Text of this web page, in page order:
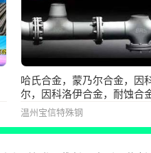
哈氏合金，蒙乃尔合金，因
尔，因科洛伊合金，耐蚀合
高温合金，管，管件，锻件
温州宝信特殊钢